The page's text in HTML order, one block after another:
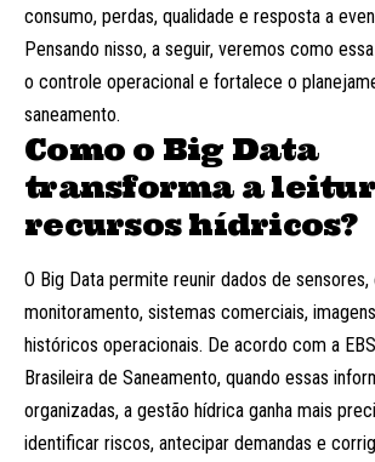
consumo, perdas, qualidade e resposta a
Pensando nisso, a seguir, veremos como
o controle operacional e fortalece o
saneamento.
Como o Big Data
transforma a
recursos hídricos?
O Big Data permite reunir dados de
monitoramento, sistemas comerciais,
históricos operacionais. De acordo com a
Brasileira de Saneamento, quando essas
organizadas, a gestão hídrica ganha mais
identificar riscos, antecipar demandas e